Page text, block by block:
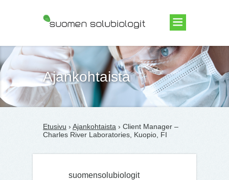
Suomen Solubiologit ry
Ajankohtaista
Etusivu › Ajankohtaista › Client Manager –
Charles River Laboratories, Kuopio, FI
suomensolubiologit